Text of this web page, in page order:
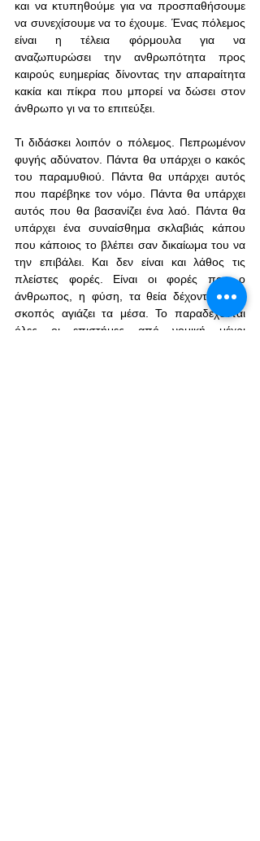
και να κτυπηθούμε για να προσπαθήσουμε
να συνεχίσουμε να το έχουμε. Ένας πόλεμος
είναι η τέλεια φόρμουλα για να
αναζωπυρώσει την ανθρωπότητα προς
καιρούς ευημερίας δίνοντας την απαραίτητα
κακία και πίκρα που μπορεί να δώσει στον
άνθρωπο γι να το επιτεύξει.
Τι διδάσκει λοιπόν ο πόλεμος. Πεπρωμένον
φυγής αδύνατον. Πάντα θα υπάρχει ο κακός
του παραμυθιού. Πάντα θα υπάρχει αυτός
που παρέβηκε τον νόμο. Πάντα θα υπάρχει
αυτός που θα βασανίζει ένα λαό. Πάντα θα
υπάρχει ένα συναίσθημα σκλαβιάς κάπου
που κάποιος το βλέπει σαν δικαίωμα του να
την επιβάλει. Και δεν είναι και λάθος τις
πλείστες φορές. Είναι οι φορές που ο
άνθρωπος, η φύση, τα θεία δέχοντε ότι ο
σκοπός αγιάζει τα μέσα. Το παραδέχονται
όλες οι επιστήμες από νομική μέχρι